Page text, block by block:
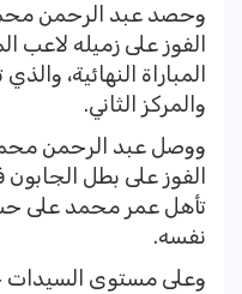
وحصد عبد الرحمن
الفوز على زميله
المباراة النهائية،
والمركز الثاني.
ووصل عبد الرحمن محمد
الفوز على بطل الجابون
تأهل عمر محمد على
نفسه.
وعلى مستوى